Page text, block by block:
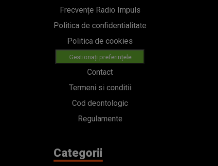
Frecvențe Radio Impuls
Politica de confidentialitate
Politica de cookies
Gestionați preferințele
Contact
Termeni si conditii
Cod deontologic
Regulamente
Categorii